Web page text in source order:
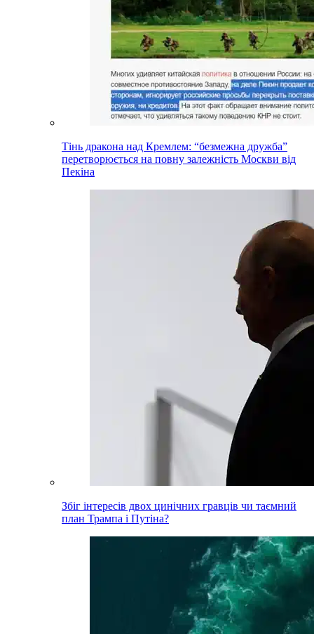
Тінь дракона над Кремлем: “безмежна дружба”
перетворюється на повну залежність Москви від
Пекіна
Збіг інтересів двох цинічних гравців чи таємний
план Трампа і Путіна?